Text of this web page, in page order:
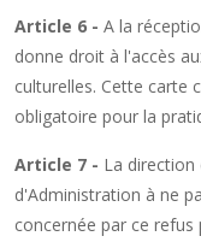
Article 6 - A la
donne droit à l'accès
culturelles. Cette carte
obligatoire pour la
Article 7 - La direction
d'Administration à ne
concernée par ce